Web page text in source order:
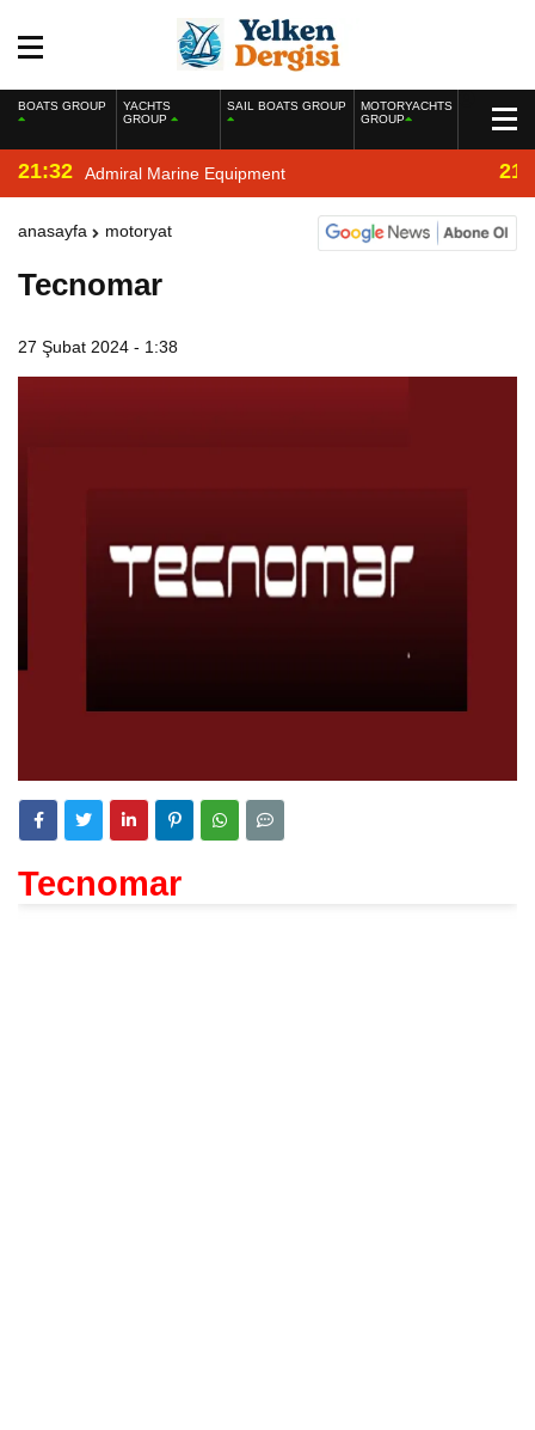
BOATS GROUP
YACHTS
GROUP
SAIL BOATS GROUP
MOTORYACHTS
GROUP
21:32 Admiral Marine Equipment
anasayfa motoryat
Tecnomar
27 Şubat 2024 - 1:38
Tecnomar